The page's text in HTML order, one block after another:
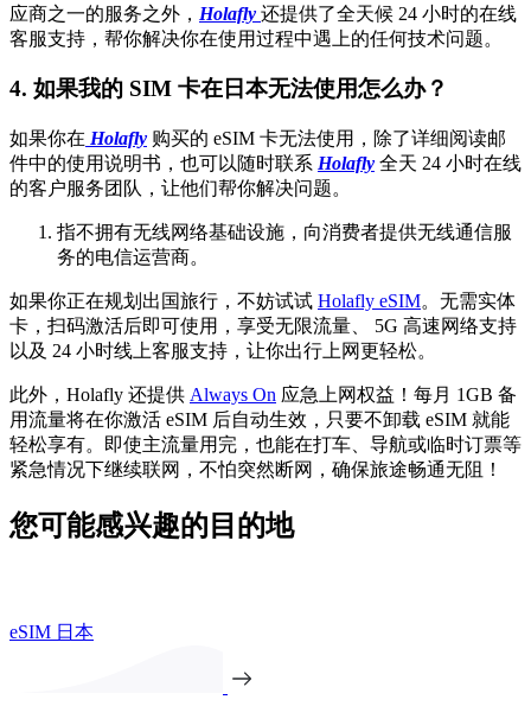
应商之一的服务之外， Holafly 还提供了全天候 24 小时的在线
客服支持，帮你解决你在使用过程中遇上的任何技术问题。
4. 如果我的 SIM 卡在日本无法使用怎么办？
如果你在 Holafly 购买的 eSIM 卡无法使用，除了详细阅读邮
件中的使用说明书，也可以随时联系 Holafly 全天 24 小时在线
的客户服务团队，让他们帮你解决问题。
指不拥有无线网络基础设施，向消费者提供无线通信服
务的电信运营商。
如果你正在规划出国旅行，不妨试试 Holafly eSIM。无需实体
卡，扫码激活后即可使用，享受无限流量、 5G 高速网络支持
以及 24 小时线上客服支持，让你出行上网更轻松。
此外，Holafly 还提供 Always On 应急上网权益！每月 1GB 备
用流量将在你激活 eSIM 后自动生效，只要不卸载 eSIM 就能
轻松享有。即使主流量用完，也能在打车、导航或临时订票等
紧急情况下继续联网，不怕突然断网，确保旅途畅通无阻！
您可能感兴趣的目的地
eSIM 日本